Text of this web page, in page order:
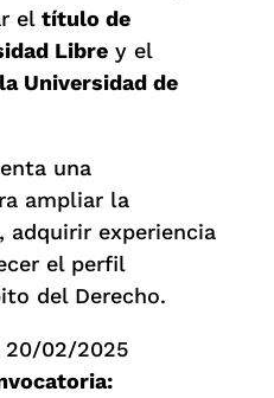
el título de
Libre y el
Universidad de
una
ampliar la
adquirir experiencia
el perfil
del Derecho.
20/02/2025